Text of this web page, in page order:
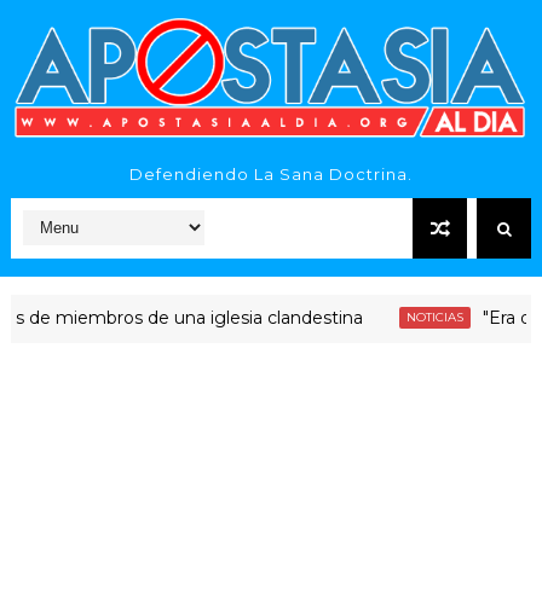
Defendiendo La Sana Doctrina.
de una iglesia clandestina NOTICIAS "Era dinero